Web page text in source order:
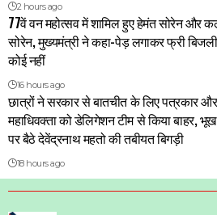
2 hours ago
77वें वन महोत्सव में शामिल हुए हेमंत सोरेन और
सोरेन, मुख्यमंत्री ने कहा-पेड़ लगाकर फ्री
कोई नहीं
16 hours ago
छात्रों ने सरकार से बातचीत के लिए पत्रकार और
महाधिवक्ता को डेलिगेशन टीम से किया बाहर,
पर बैठे देवेंद्रनाथ महतो की तबीयत बिगड़ी
18 hours ago